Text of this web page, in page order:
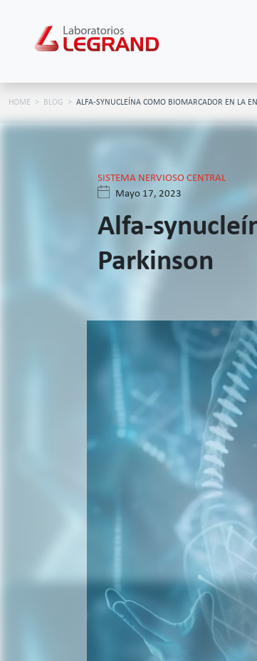
HOME BLOG ALFA-SYNUCLEÍNA COMO BIOMARCADOR EN LA
SISTEMA NERVIOSO CENTRAL
Mayo 17, 2023
Alfa-
Parkinson